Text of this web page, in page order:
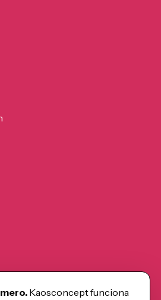
Kaosconcept funciona